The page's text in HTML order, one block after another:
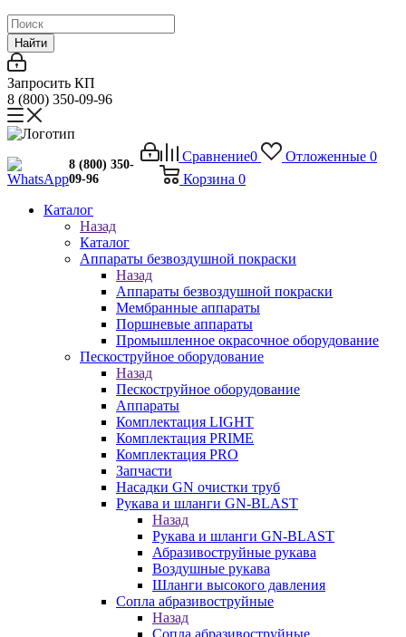
Найти
Запросить КП
8 (800) 350-09-96
Сравнение0 Отложенные 0
Корзина 0
8 (800) 350-
09-96
Каталог
Назад
Каталог
Аппараты безвоздушной покраски
Назад
Аппараты безвоздушной покраски
Мембранные аппараты
Поршневые аппараты
Промышленное окрасочное оборудование
Пескоструйное оборудование
Назад
Пескоструйное оборудование
Аппараты
Комплектация LIGHT
Комплектация PRIME
Комплектация PRO
Запчасти
Насадки GN очистки труб
Рукава и шланги GN-BLAST
Назад
Рукава и шланги GN-BLAST
Абразивоструйные рукава
Воздушные рукава
Шланги высокого давления
Сопла абразивоструйные
Назад
Сопла абразивоструйные